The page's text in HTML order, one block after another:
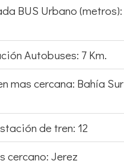
BUS Urbano (metros):
Autobuses: 7 Km.
mas cercana: Bahía Sur
de tren: 12
cercano: Jerez